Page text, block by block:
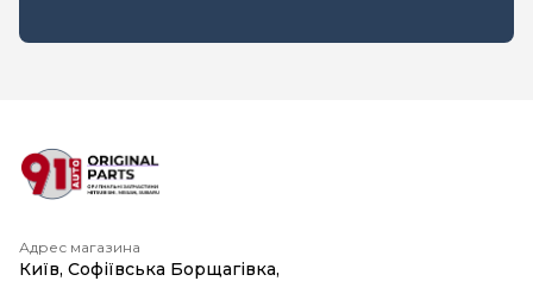
Адрес магазина
Київ, Софіївська Борщагівка,